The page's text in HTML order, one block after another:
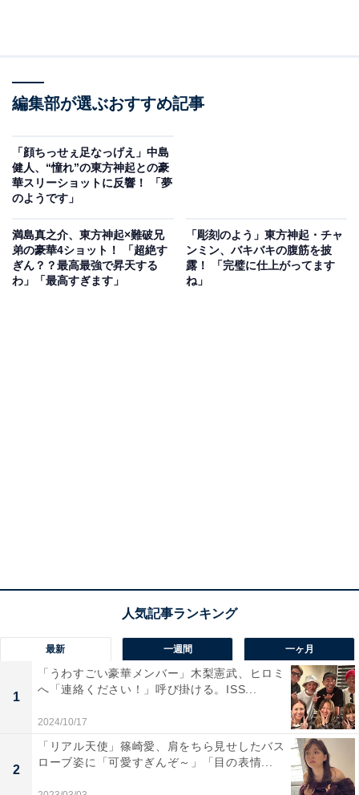
編集部が選ぶおすすめ記事
「顔ちっせぇ足なっげえ」中島
健人、“憧れ”の東方神起との豪
華スリーショットに反響！ 「夢
のようです」
満島真之介、東方神起×難破兄
弟の豪華4ショット！ 「超絶す
ぎん？？最高最強で昇天する
わ」「最高すぎます」
「彫刻のよう」東方神起・チャ
ンミン、バキバキの腹筋を披
露！ 「完璧に仕上がってます
ね」
最新 一週間 一ヶ月
1
「うわすごい豪華メンバー」木梨憲武、ヒロミ
へ「連絡ください！」呼び掛ける。ISS...
2024/10/17
2
「リアル天使」篠崎愛、肩をちら見せしたバス
ローブ姿に「可愛すぎんぞ～」「目の表情...